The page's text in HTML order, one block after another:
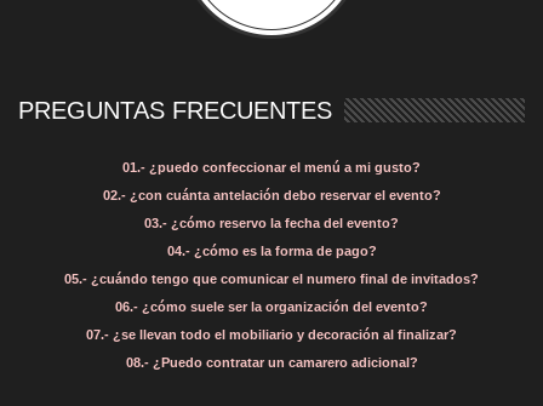
PREGUNTAS FRECUENTES
01.- ¿puedo confeccionar el menú a mi gusto?
02.- ¿con cuánta antelación debo reservar el evento?
03.- ¿cómo reservo la fecha del evento?
04.- ¿cómo es la forma de pago?
05.- ¿cuándo tengo que comunicar el numero final de invitados?
06.- ¿cómo suele ser la organización del evento?
07.- ¿se llevan todo el mobiliario y decoración al finalizar?
08.- ¿Puedo contratar un camarero adicional?